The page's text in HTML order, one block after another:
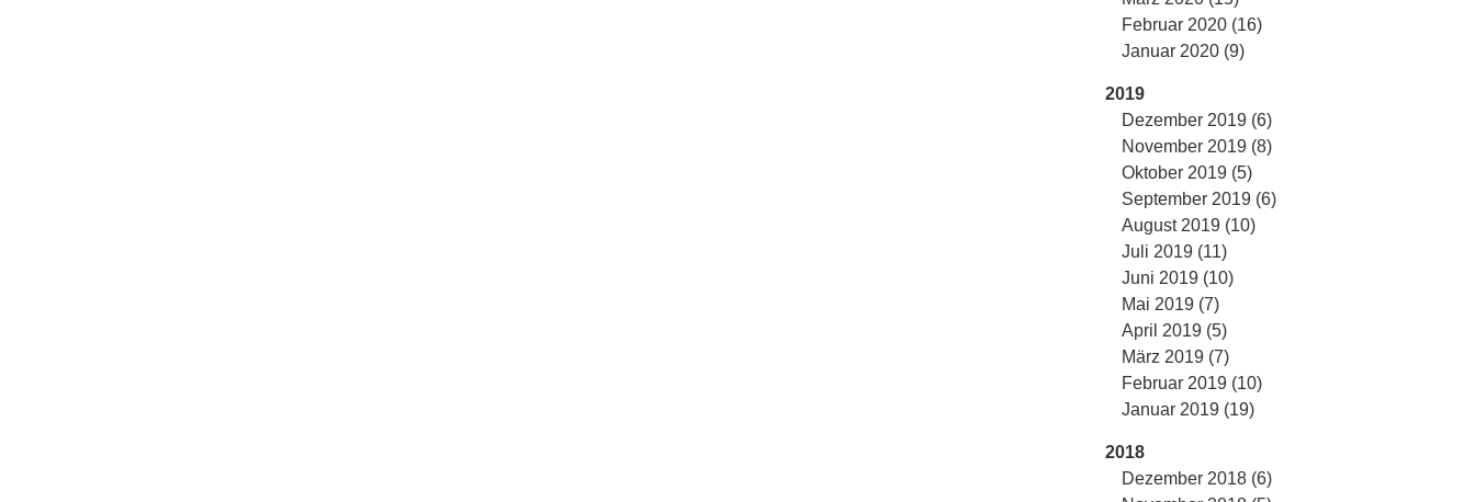
Februar 2020 (16)
Januar 2020 (9)
2019
Dezember 2019 (6)
November 2019 (8)
Oktober 2019 (5)
September 2019 (6)
August 2019 (10)
Juli 2019 (11)
Juni 2019 (10)
Mai 2019 (7)
April 2019 (5)
März 2019 (7)
Februar 2019 (10)
Januar 2019 (19)
2018
Dezember 2018 (6)